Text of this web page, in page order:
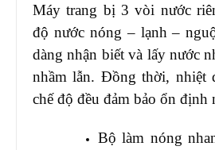
Máy trang bị 3 vòi nước
độ nước nóng – lạnh –
dàng nhận biết và lấy nước
nhầm lẫn. Đồng thời, nhiệt
chế độ đều đảm bảo ổn định
Bộ làm nóng